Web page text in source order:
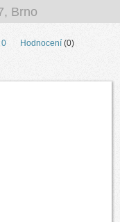
Brno
0 Hodnocení (0)